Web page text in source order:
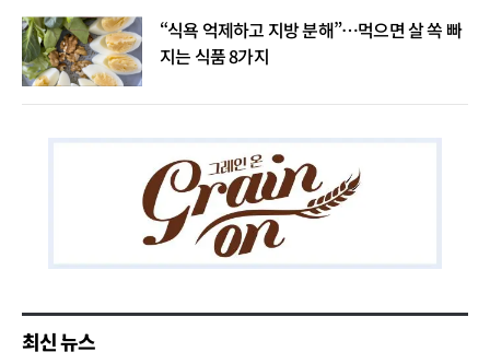
“식욕 억제하고 지방 분해”…먹으면 살 쏙 빠
지는 식품 8가지
최신 뉴스